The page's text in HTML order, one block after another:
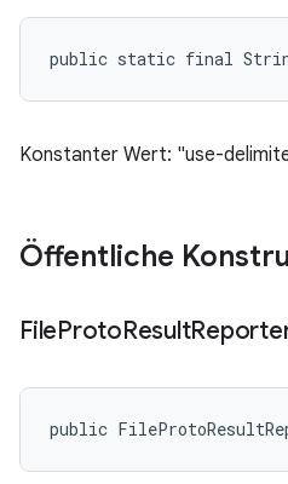
public static final String
Konstanter Wert: "use-
Öffentliche
FileProtoResult
public